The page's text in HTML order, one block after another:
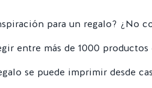
para un regalo? ¿No
entre más de 1000
se puede imprimir desde